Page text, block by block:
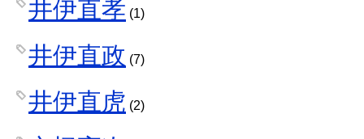
井伊直孝 (1)
井伊直政 (7)
井伊直虎 (2)